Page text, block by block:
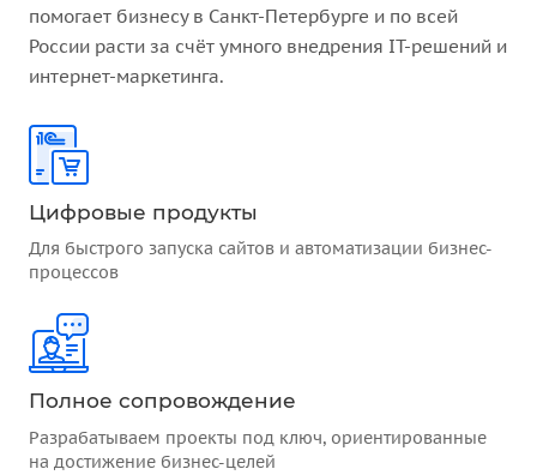
помогает бизнесу в Санкт-Петербурге и по всей
России расти за счёт умного внедрения IT-решений и
интернет-маркетинга.
Цифровые продукты
Для быстрого запуска сайтов и автоматизации бизнес-
процессов
Полное сопровождение
Разрабатываем проекты под ключ, ориентированные
на достижение бизнес-целей